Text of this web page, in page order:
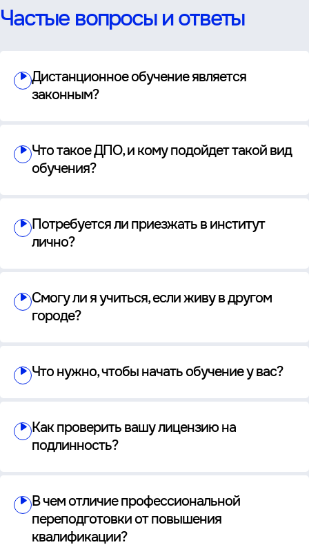
Частые вопросы и ответы
Дистанционное обучение является
законным?
Что такое ДПО, и кому подойдет такой вид
обучения?
Потребуется ли приезжать в институт
лично?
Смогу ли я учиться, если живу в другом
городе?
Что нужно, чтобы начать обучение у вас?
Как проверить вашу лицензию на
подлинность?
В чем отличие профессиональной
переподготовки от повышения
квалификации?